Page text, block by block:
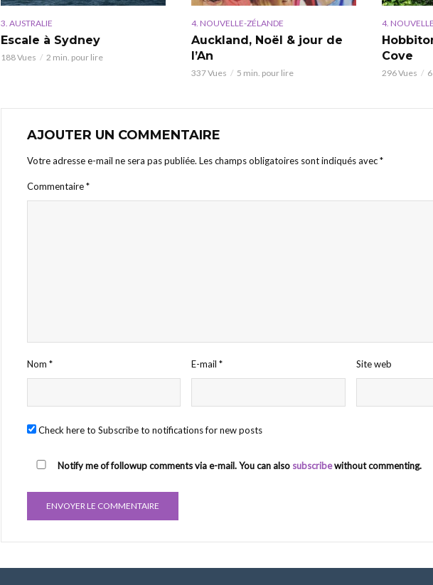
3. AUSTRALIE
Escale à Sydney
188 Vues 2 min. pour lire
4. NOUVELLE-ZÉLANDE
Auckland, Noël & jour de
l’An
337 Vues 5 min. pour lire
4.
Cove
296 Vues
AJOUTER UN COMMENTAIRE
Votre adresse e-mail ne sera pas publiée. Les champs obligatoires sont indiqués avec*
Commentaire*
Nom * E-mail* Site web
Check here to Subscribe to notifications for new posts
Notify me of followup comments via e-mail. You can also subscribewithout commenting.